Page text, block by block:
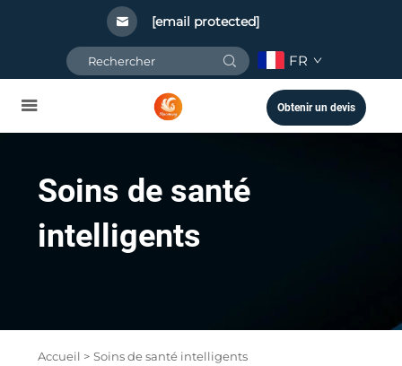
[email protected]
FR
Obtenir un devis
Soins de santé
intelligents
Accueil > Soins de santé intelligents